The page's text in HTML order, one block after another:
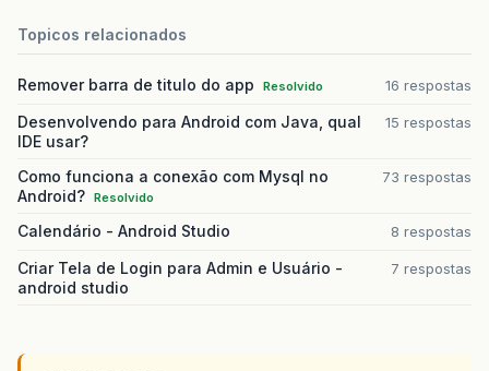
Topicos relacionados
Remover barra de titulo do app Resolvido 16 respostas
Desenvolvendo para Android com Java, qual
IDE usar?
15 respostas
Como funciona a conexão com Mysql no
Android? Resolvido
73 respostas
Calendário - Android Studio 8 respostas
Criar Tela de Login para Admin e Usuário -
android studio
7 respostas